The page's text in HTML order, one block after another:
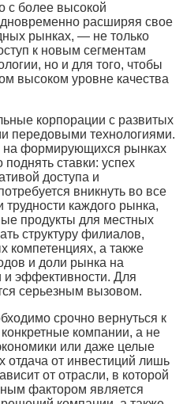
с более высокой
расширяя свое
рынках, — не только
к новым сегментам
но и для того, чтобы
высоком уровне качества
корпорации с развитых
передовыми технологиями.
на формирующихся рынках
поднять ставки: успех
доступа и
вникнуть во все
каждого рынка,
продукты для местных
структуру филиалов,
компетенциях, а также
и доли рынка на
и эффективности. Для
серьезным вызовом.
срочно вернуться к
компании, а не
или даже целые
отдача от инвестиций лишь
от отрасли, в которой
фактором является